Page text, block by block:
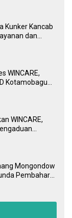
Kunker Kancab
dan
WINCARE,
Kotamobagu
WINCARE,
Mongondow
Pembaharu